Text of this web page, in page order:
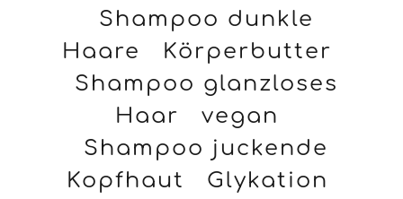
Shampoo dunkle
Haare
Körperbutter
Shampoo glanzloses
Haar
vegan
Shampoo juckende
Kopfhaut
Glykation